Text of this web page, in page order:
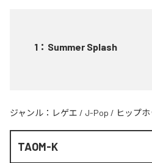
1 ： Summer Splash
ジャンル： レゲエ / J-Pop / ヒップ
TAOM-K